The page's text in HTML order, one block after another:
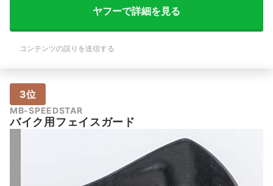
ヤフーで詳細を見る
コンテンツの誤りを送信する
3位
MB-SPEEDSTAR
バイク用フェイスガード